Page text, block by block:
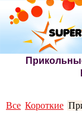
Все Короткие